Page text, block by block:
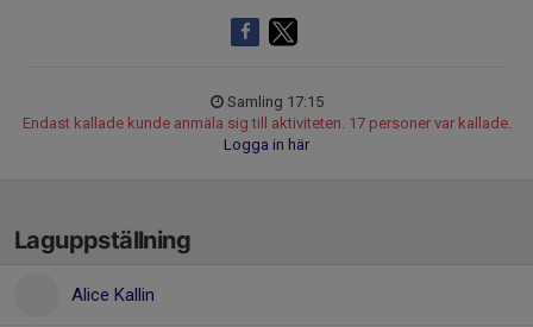
Samling 17:15
Endast kallade kunde anmäla sig till aktiviteten. 17 personer var kallade.
Logga in här
Laguppställning
Alice Kallin